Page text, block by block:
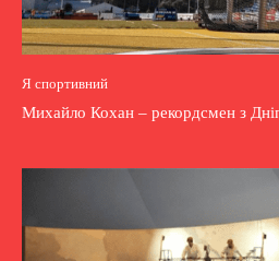
Я спортивний
Михайло Кохан – рекордсмен з